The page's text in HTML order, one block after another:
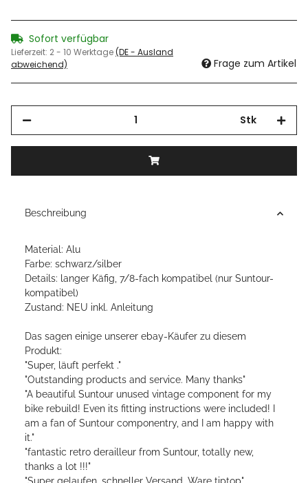
Sofort verfügbar
Lieferzeit: 2 - 10 Werktage(DE - Ausland
abweichend)
Frage zum Artikel
Stk
Beschreibung
Material: Alu
Farbe: schwarz/silber
Details: langer Käfig, 7/8-fach kompatibel (nur Suntour-
kompatibel)
Zustand: NEU inkl. Anleitung
Das sagen einige unserer ebay-Käufer zu diesem
Produkt:
"Super, läuft perfekt ."
"Outstanding products and service. Many thanks"
"A beautiful Suntour unused vintage component for my
bike rebuild! Even its fitting instructions were included! I
am a fan of Suntour componentry, and I am happy with
it."
"fantastic retro derailleur from Suntour, totally new,
thanks a lot !!!"